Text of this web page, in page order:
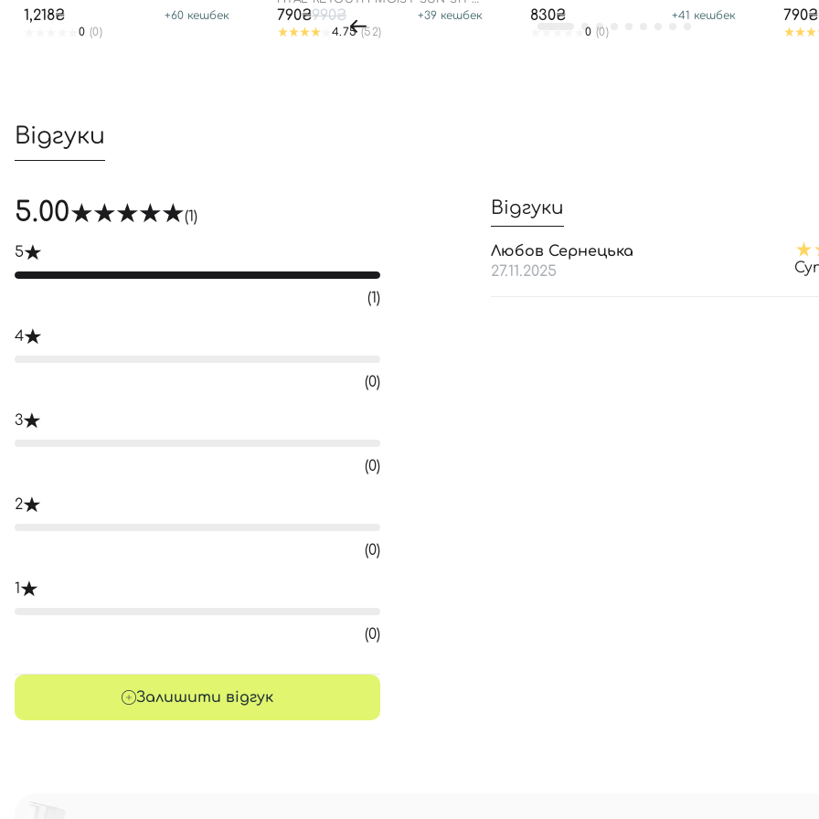
1,218₴ +60 кешбек
0 (0)
50/PA++++
790₴990₴ +39 кешбек
4.75 (52)
830₴ +41 кешбек
0 (0)
790₴
Відгуки
5.00 (1)
5
(1)
4
(0)
3
(0)
2
(0)
1
(0)
Залишити відгук
Відгуки
Любов Сернецька
27.11.2025